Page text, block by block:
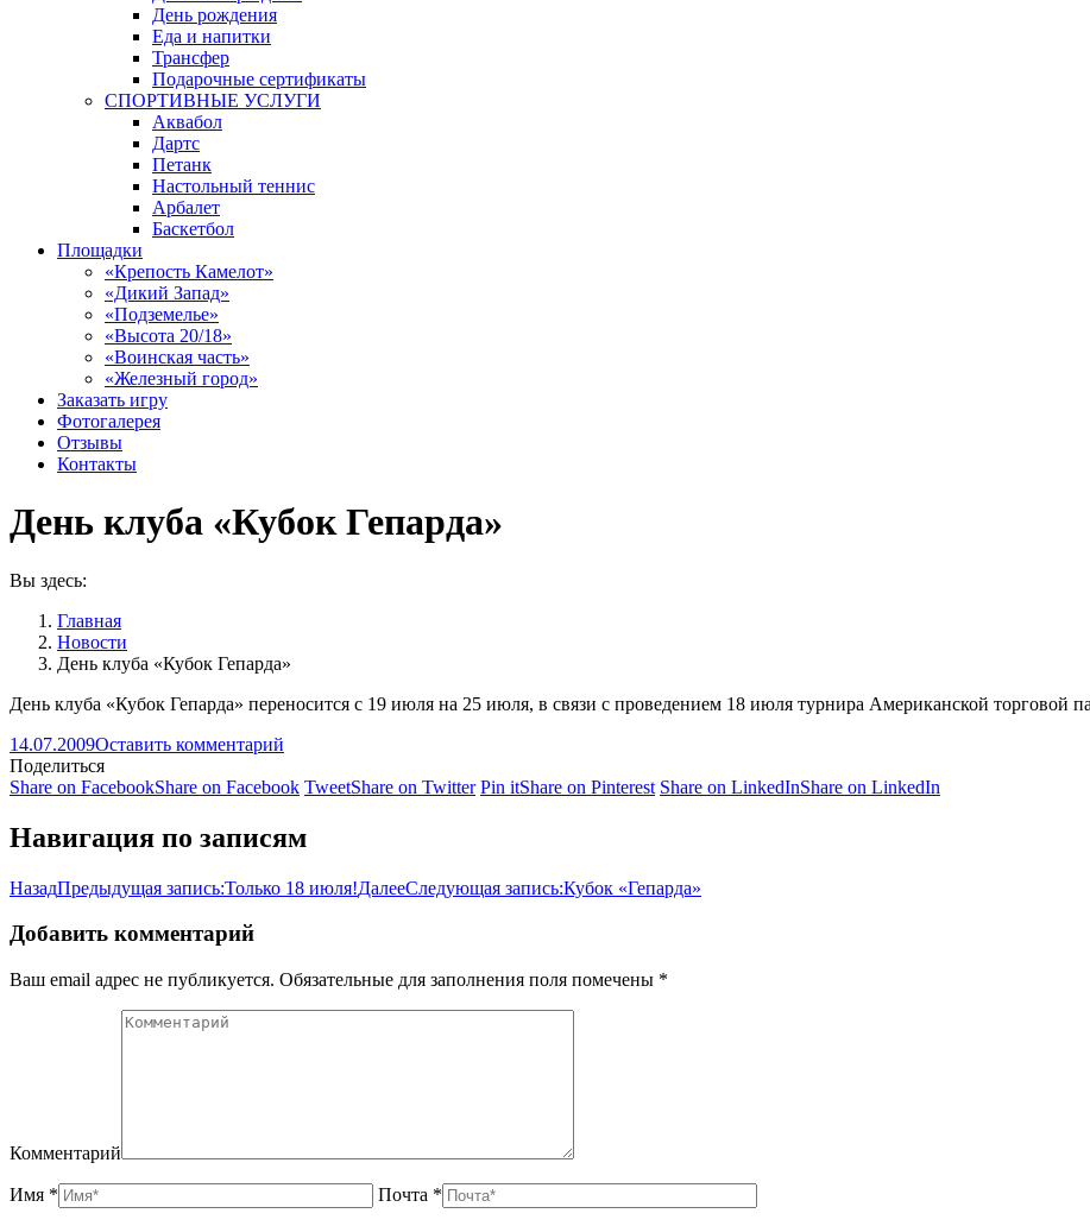
День рождения
Еда и напитки
Трансфер
Подарочные сертификаты
СПОРТИВНЫЕ УСЛУГИ
Аквабол
Дартс
Петанк
Настольный теннис
Арбалет
Баскетбол
Площадки
«Крепость Камелот»
«Дикий Запад»
«Подземелье»
«Высота 20/18»
«Воинская часть»
«Железный город»
Заказать игру
Фотогалерея
Отзывы
Контакты
День клуба «Кубок Гепарда»
Вы здесь:
Главная
Новости
День клуба «Кубок Гепарда»
День клуба «Кубок Гепарда» переносится с 19 июля на 25 июля, в связи с проведением 18 июля турнира Американской торговой
14.07.2009Оставить комментарий
Поделиться
Share on FacebookShare on Facebook TweetShare on Twitter Pin itShare on Pinterest Share on LinkedInShare on LinkedIn
Навигация по записям
НазадПредыдущая запись:Только 18 июля!ДалееСледующая запись:Кубок «Гепарда»
Добавить комментарий
Ваш email адрес не публикуется. Обязательные для заполнения поля помечены *
Комментарий
Имя * Почта *